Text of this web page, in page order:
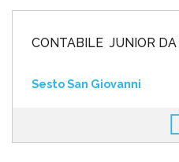
CONTABILE JUNIOR
Sesto San Giovanni